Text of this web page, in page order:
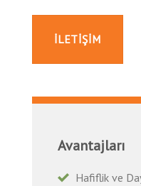
ILETIŞIM
Avantajları
Hafiflik ve